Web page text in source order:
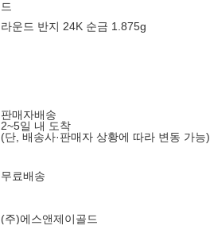
운드 반지 24K 순금 1.875g
판매자배송
2~5일 내 도착
(단, 배송사·판매자 상황에 따라 변동 가능)
무료배송
(주)에스앤제이골드